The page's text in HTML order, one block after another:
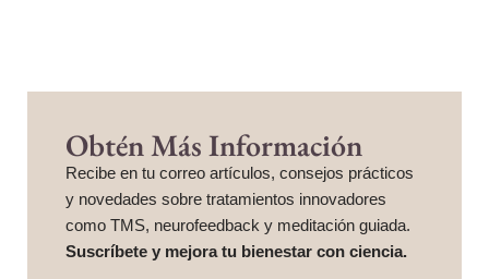
Obtén Más Información
Recibe en tu correo artículos, consejos prácticos
y novedades sobre tratamientos innovadores
como TMS, neurofeedback y meditación guiada.
Suscríbete y mejora tu bienestar con ciencia.